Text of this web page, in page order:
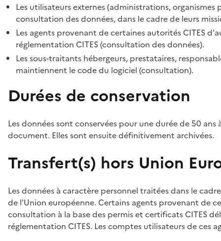
Les utilisateurs externes (administrations,
consultation des données, dans le cadre de leurs
Les agents provenant de certaines autorités CITES
réglementation CITES (consultation des données).
Les sous-traitants hébergeurs, prestataires,
maintiennent le code du logiciel (consultation).
Durées de conservation
Les données sont conservées pour une durée de 50
document. Elles sont ensuite définitivement archivées.
Transfert(s) hors Union
Les données à caractère personnel traitées dans le
de l'Union européenne. Certains agents provenant de
consultation à la base des permis et certificats CITES
réglementation CITES. Les comptes utilisateurs de ces